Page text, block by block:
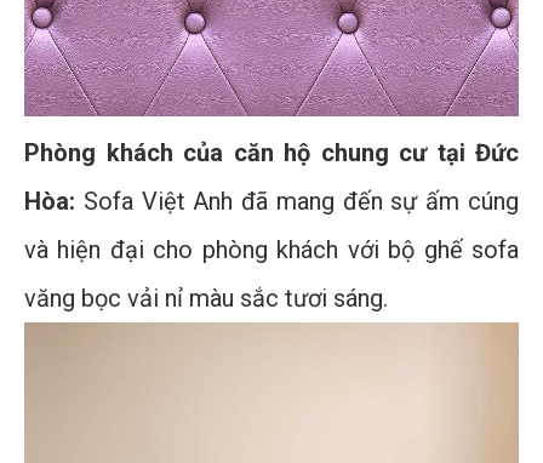
Phòng khách của căn hộ chung cư tại Đức
Hòa: Sofa Việt Anh đã mang đến sự ấm cúng
và hiện đại cho phòng khách với bộ ghế sofa
văng bọc vải nỉ màu sắc tươi sáng.